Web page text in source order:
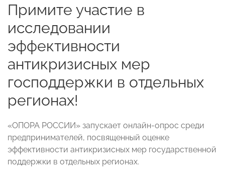
Примите участие в
исследовании
эффективности
антикризисных мер
господдержки в отдельных
регионах!
«ОПОРА РОССИИ» запускает онлайн-опрос среди
предпринимателей, посвященный оценке
эффективности антикризисных мер государственной
поддержки в отдельных регионах.